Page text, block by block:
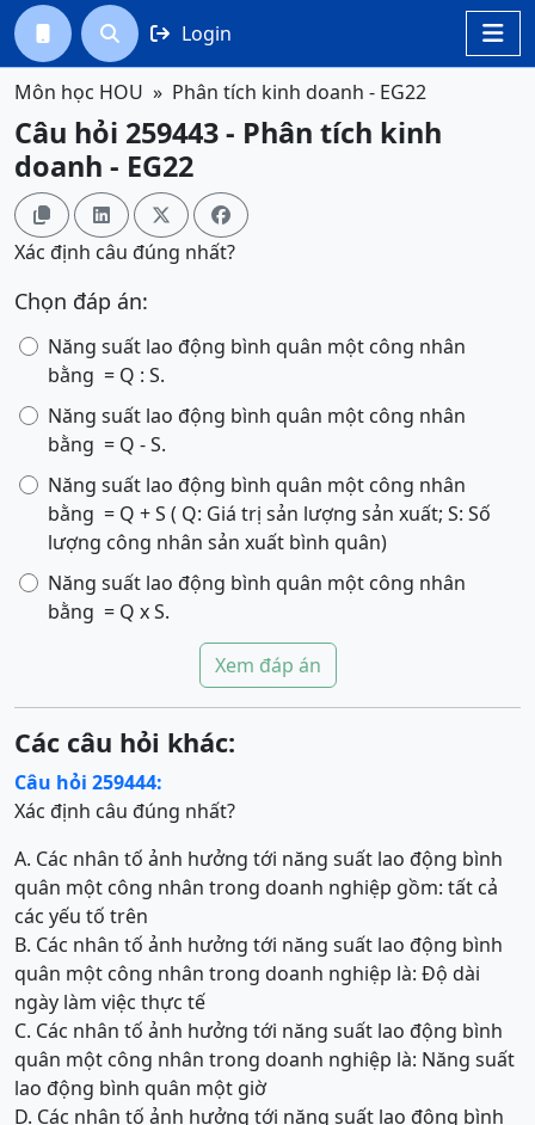

  Login
Môn học HOU Phân tích kinh doanh - EG22
Câu hỏi 259443 - Phân tích kinh
doanh - EG22
   
Xác định câu đúng nhất?
Chọn đáp án:
Năng suất lao động bình quân một công nhân
bằng = Q : S.
Năng suất lao động bình quân một công nhân
bằng = Q - S.
Năng suất lao động bình quân một công nhân
bằng = Q + S ( Q: Giá trị sản lượng sản xuất; S: Số
lượng công nhân sản xuất bình quân)
Năng suất lao động bình quân một công nhân
bằng = Q x S.
Xem đáp án
Các câu hỏi khác:
Câu hỏi 259444:
Xác định câu đúng nhất?
A. Các nhân tố ảnh hưởng tới năng suất lao động bình
quân một công nhân trong doanh nghiệp gồm: tất cả
các yếu tố trên
B. Các nhân tố ảnh hưởng tới năng suất lao động bình
quân một công nhân trong doanh nghiệp là: Độ dài
ngày làm việc thực tế
C. Các nhân tố ảnh hưởng tới năng suất lao động bình
quân một công nhân trong doanh nghiệp là: Năng suất
lao động bình quân một giờ
D. Các nhân tố ảnh hưởng tới năng suất lao động bình